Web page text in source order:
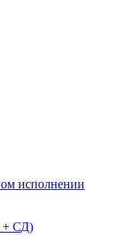
исполнении
+ СД)